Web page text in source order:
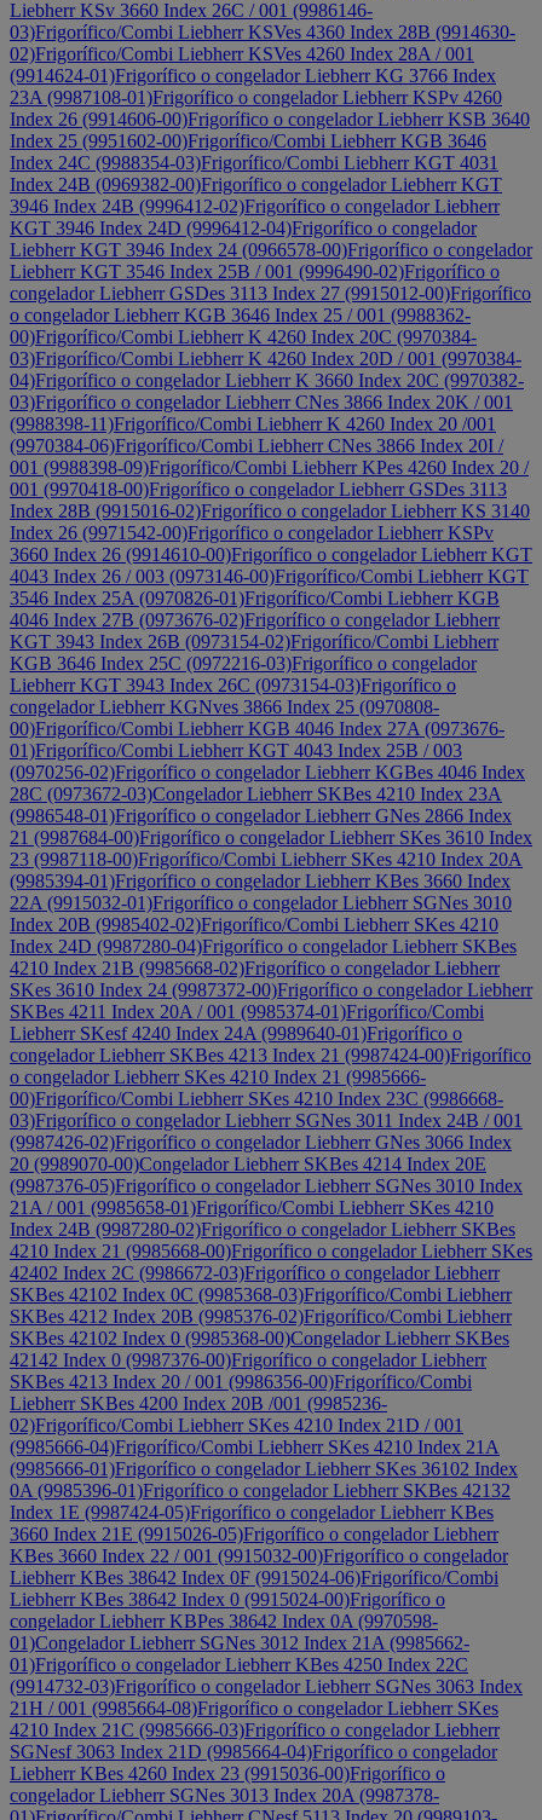
Liebherr KSv 3660 Index 26C / 001 (9986146-
03)Frigorífico/Combi Liebherr KSVes 4360 Index 28B (9914630-
02)Frigorífico/Combi Liebherr KSVes 4260 Index 28A / 001
(9914624-01)Frigorífico o congelador Liebherr KG 3766 Index
23A (9987108-01)Frigorífico o congelador Liebherr KSPv 4260
Index 26 (9914606-00)Frigorífico o congelador Liebherr KSB 3640
Index 25 (9951602-00)Frigorífico/Combi Liebherr KGB 3646
Index 24C (9988354-03)Frigorífico/Combi Liebherr KGT 4031
Index 24B (0969382-00)Frigorífico o congelador Liebherr KGT
3946 Index 24B (9996412-02)Frigorífico o congelador Liebherr
KGT 3946 Index 24D (9996412-04)Frigorífico o congelador
Liebherr KGT 3946 Index 24 (0966578-00)Frigorífico o congelador
Liebherr KGT 3546 Index 25B / 001 (9996490-02)Frigorífico o
congelador Liebherr GSDes 3113 Index 27 (9915012-00)Frigorífico
o congelador Liebherr KGB 3646 Index 25 / 001 (9988362-
00)Frigorífico/Combi Liebherr K 4260 Index 20C (9970384-
03)Frigorífico/Combi Liebherr K 4260 Index 20D / 001 (9970384-
04)Frigorífico o congelador Liebherr K 3660 Index 20C (9970382-
03)Frigorífico o congelador Liebherr CNes 3866 Index 20K / 001
(9988398-11)Frigorífico/Combi Liebherr K 4260 Index 20 /001
(9970384-06)Frigorífico/Combi Liebherr CNes 3866 Index 20I /
001 (9988398-09)Frigorífico/Combi Liebherr KPes 4260 Index 20 /
001 (9970418-00)Frigorífico o congelador Liebherr GSDes 3113
Index 28B (9915016-02)Frigorífico o congelador Liebherr KS 3140
Index 26 (9971542-00)Frigorífico o congelador Liebherr KSPv
3660 Index 26 (9914610-00)Frigorífico o congelador Liebherr KGT
4043 Index 26 / 003 (0973146-00)Frigorífico/Combi Liebherr KGT
3546 Index 25A (0970826-01)Frigorífico/Combi Liebherr KGB
4046 Index 27B (0973676-02)Frigorífico o congelador Liebherr
KGT 3943 Index 26B (0973154-02)Frigorífico/Combi Liebherr
KGB 3646 Index 25C (0972216-03)Frigorífico o congelador
Liebherr KGT 3943 Index 26C (0973154-03)Frigorífico o
congelador Liebherr KGNves 3866 Index 25 (0970808-
00)Frigorífico/Combi Liebherr KGB 4046 Index 27A (0973676-
01)Frigorífico/Combi Liebherr KGT 4043 Index 25B / 003
(0970256-02)Frigorífico o congelador Liebherr KGBes 4046 Index
28C (0973672-03)Congelador Liebherr SKBes 4210 Index 23A
(9986548-01)Frigorífico o congelador Liebherr GNes 2866 Index
21 (9987684-00)Frigorífico o congelador Liebherr SKes 3610 Index
23 (9987118-00)Frigorífico/Combi Liebherr SKes 4210 Index 20A
(9985394-01)Frigorífico o congelador Liebherr KBes 3660 Index
22A (9915032-01)Frigorífico o congelador Liebherr SGNes 3010
Index 20B (9985402-02)Frigorífico/Combi Liebherr SKes 4210
Index 24D (9987280-04)Frigorífico o congelador Liebherr SKBes
4210 Index 21B (9985668-02)Frigorífico o congelador Liebherr
SKes 3610 Index 24 (9987372-00)Frigorífico o congelador Liebherr
SKBes 4211 Index 20A / 001 (9985374-01)Frigorífico/Combi
Liebherr SKesf 4240 Index 24A (9989640-01)Frigorífico o
congelador Liebherr SKBes 4213 Index 21 (9987424-00)Frigorífico
o congelador Liebherr SKes 4210 Index 21 (9985666-
00)Frigorífico/Combi Liebherr SKes 4210 Index 23C (9986668-
03)Frigorífico o congelador Liebherr SGNes 3011 Index 24B / 001
(9987426-02)Frigorífico o congelador Liebherr GNes 3066 Index
20 (9989070-00)Congelador Liebherr SKBes 4214 Index 20E
(9987376-05)Frigorífico o congelador Liebherr SGNes 3010 Index
21A / 001 (9985658-01)Frigorífico/Combi Liebherr SKes 4210
Index 24B (9987280-02)Frigorífico o congelador Liebherr SKBes
4210 Index 21 (9985668-00)Frigorífico o congelador Liebherr SKes
42402 Index 2C (9986672-03)Frigorífico o congelador Liebherr
SKBes 42102 Index 0C (9985368-03)Frigorífico/Combi Liebherr
SKBes 4212 Index 20B (9985376-02)Frigorífico/Combi Liebherr
SKBes 42102 Index 0 (9985368-00)Congelador Liebherr SKBes
42142 Index 0 (9987376-00)Frigorífico o congelador Liebherr
SKBes 4213 Index 20 / 001 (9986356-00)Frigorífico/Combi
Liebherr SKBes 4200 Index 20B /001 (9985236-
02)Frigorífico/Combi Liebherr SKes 4210 Index 21D / 001
(9985666-04)Frigorífico/Combi Liebherr SKes 4210 Index 21A
(9985666-01)Frigorífico o congelador Liebherr SKes 36102 Index
0A (9985396-01)Frigorífico o congelador Liebherr SKBes 42132
Index 1E (9987424-05)Frigorífico o congelador Liebherr KBes
3660 Index 21E (9915026-05)Frigorífico o congelador Liebherr
KBes 3660 Index 22 / 001 (9915032-00)Frigorífico o congelador
Liebherr KBes 38642 Index 0F (9915024-06)Frigorífico/Combi
Liebherr KBes 38642 Index 0 (9915024-00)Frigorífico o
congelador Liebherr KBPes 38642 Index 0A (9970598-
01)Congelador Liebherr SGNes 3012 Index 21A (9985662-
01)Frigorífico o congelador Liebherr KBes 4250 Index 22C
(9914732-03)Frigorífico o congelador Liebherr SGNes 3063 Index
21H / 001 (9985664-08)Frigorífico o congelador Liebherr SKes
4210 Index 21C (9985666-03)Frigorífico o congelador Liebherr
SGNesf 3063 Index 21D (9985664-04)Frigorífico o congelador
Liebherr KBes 4260 Index 23 (9915036-00)Frigorífico o
congelador Liebherr SGNes 3013 Index 20A (9987378-